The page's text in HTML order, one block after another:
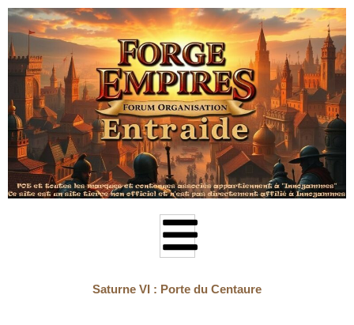
au
contenu
Saturne VI : Porte du Centaure